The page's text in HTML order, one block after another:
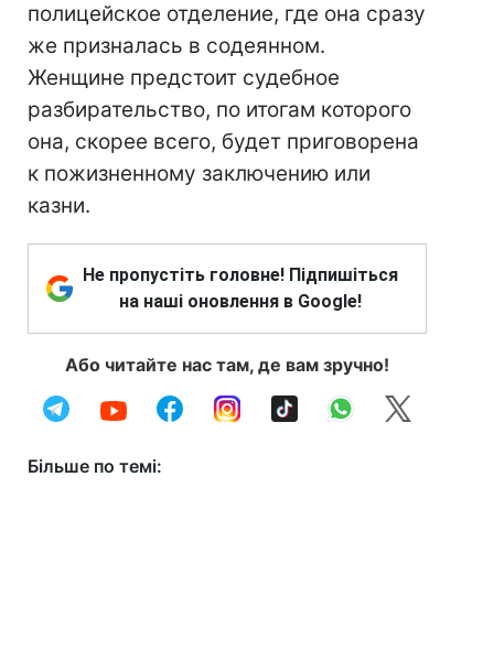
полицейское отделение, где она сразу
же призналась в содеянном.
Женщине предстоит судебное
разбирательство, по итогам которого
она, скорее всего, будет приговорена
к пожизненному заключению или
казни.
Не пропустіть головне! Підпишіться
на наші оновлення в Google!
Або читайте нас там, де вам зручно!
Більше по темі: